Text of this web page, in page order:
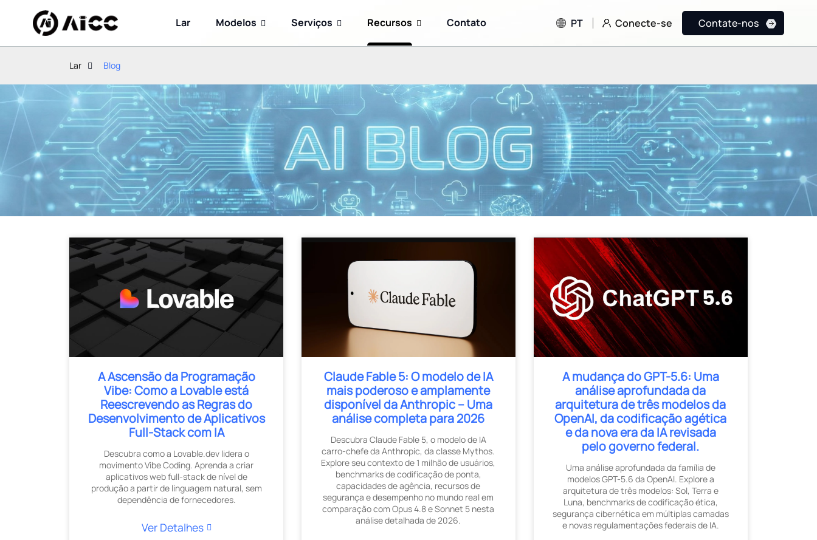
Lar Modelos Serviços Recursos Contato PT Conecte-se Contate-nos
Lar Blog
A Ascensão da Programação
Vibe: Como a Lovable está
Reescrevendo as Regras do
Desenvolvimento de Aplicativos
Full-Stack com IA
Descubra como a Lovable.dev lidera o
movimento Vibe Coding. Aprenda a criar
aplicativos web full-stack de nível de
produção a partir de linguagem natural, sem
dependência de fornecedores.
Ver Detalhes
Claude Fable 5: O modelo de IA
mais poderoso e amplamente
disponível da Anthropic – Uma
análise completa para 2026
Descubra Claude Fable 5, o modelo de IA
carro-chefe da Anthropic, da classe Mythos.
Explore seu contexto de 1 milhão de usuários,
benchmarks de codificação de ponta,
capacidades de agência, recursos de
segurança e desempenho no mundo real em
comparação com Opus 4.8 e Sonnet 5 nesta
análise detalhada de 2026.
A mudança do GPT-5.6: Uma
análise aprofundada da
arquitetura de três modelos da
OpenAI, da codificação agética
e da nova era da IA ​​revisada
pelo governo federal.
Uma análise aprofundada da família de
modelos GPT-5.6 da OpenAI. Explore a
arquitetura de três modelos: Sol, Terra e
Luna, benchmarks de codificação ética,
segurança cibernética em múltiplas camadas
e novas regulamentações federais de IA.